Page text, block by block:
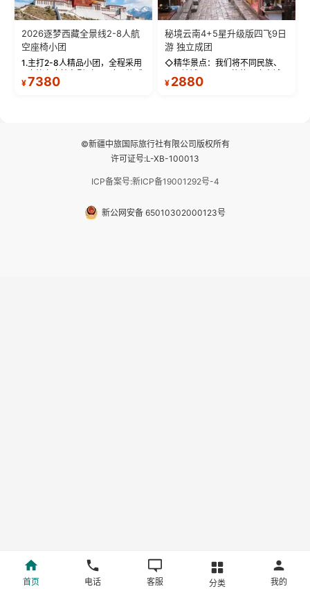
2026逐梦西藏全景线2-8人航
空座椅小团
1.主打2-8人精品小团，全程采用
9座航空座椅车型（360度环抱式
座舱），提供VIP级别的舒适出行
¥7380
秘境云南4+5星升级版四飞9日
游 独立成团
◇精华景点：我们将不同民族、
不同地域、不同风格的三座古城
—【大理古城、丽江古城、香格
¥ 2880
©新疆中旅国际旅行社有限公司版权所有
许可证号:L-XB-100013
ICP备案号:新ICP备19001292号-4
新公网安备 65010302000123号
首页 电话 客服 分类 我的